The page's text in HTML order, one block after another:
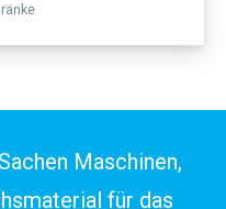
Maschinen,
für das